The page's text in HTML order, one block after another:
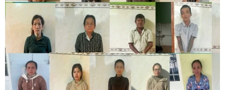
Thí sinh nghe phổ biến quy chế trước giờ thi tại điểm thi Trường
Đại học Công nghệ Kỹ thuật Thành phố Hồ Chí Minh. (Ảnh: Thu
Hoài/TTXVN)
Ngày 5/6, Đại học Quốc gia Thành phố Hồ Chí
Minh công bố kết quả Kỳ thi Đánh giá năng lực
đợt 2 năm 2026 - đợt thi có quy mô lớn nhất từ